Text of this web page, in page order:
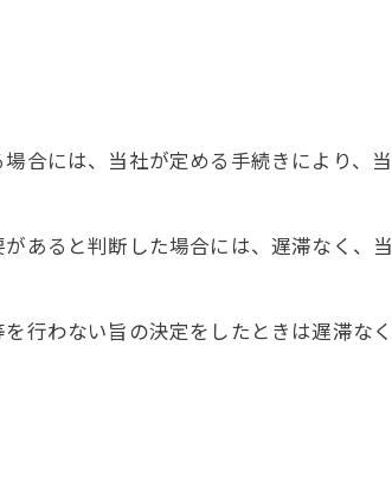
合には、当社が定める手続きにより、
あると判断した場合には、遅滞なく、
わない旨の決定をしたときは遅滞な